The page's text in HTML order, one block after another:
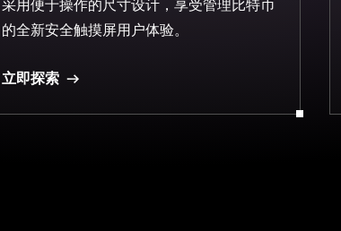
采用便于操作的尺寸设计，享受管理比特币
的全新安全触摸屏用户体验。
立即探索